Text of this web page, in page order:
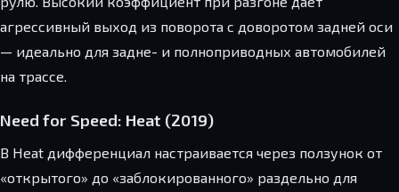
агрессивный выход из поворота с доворотом задней оси
— идеально для задне- и полноприводных автомобилей
на трассе.
Need for Speed: Heat (2019)
В Heat дифференциал настраивается через ползунок от
«открытого» до «заблокированного» раздельно для